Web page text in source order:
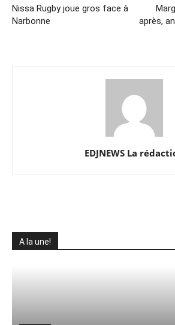
Nissa Rugby joue gros face à
Narbonne
après,
EDJNEWS La
A la une!